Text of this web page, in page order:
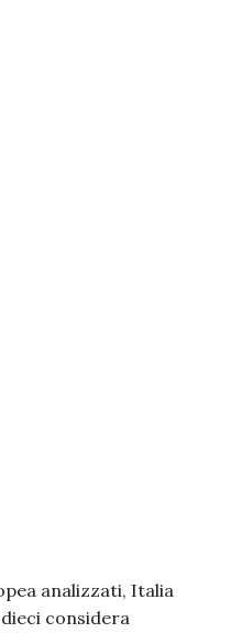
analizzati, Italia
considera